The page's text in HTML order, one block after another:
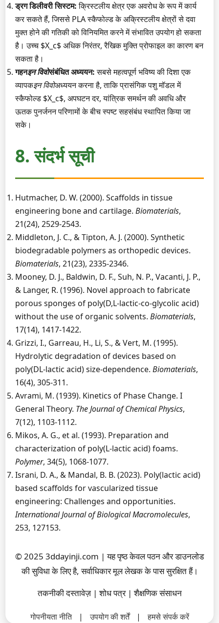
ड्रग डिलीवरी सिस्टम:क्रिस्टलीय क्षेत्र एक अवरोध के रूप में कार्य
कर सकते हैं, जिससे PLA स्कैफोल्ड के अक्रिस्टलीय क्षेत्रों से दवा
मुक्त होने की गतिकी को विनियमित करने में संभावित उपयोग हो सकता
है। उच्च $X_c$ अधिक निरंतर, रैखिक मुक्ति प्रोफाइल का कारण बन
सकता है।
गहनइन विवोसंबंधित अध्ययन:सबसे महत्वपूर्ण भविष्य की दिशा एक
व्यापकइन विवोअध्ययन करना है, ताकि प्रासंगिक पशु मॉडल में
स्कैफोल्ड $X_c$, अपघटन दर, यांत्रिक समर्थन की अवधि और
ऊतक पुनर्जनन परिणामों के बीच स्पष्ट सहसंबंध स्थापित किया जा
सके।
8. संदर्भ सूची
Hutmacher, D. W. (2000). Scaffolds in tissue
engineering bone and cartilage. Biomaterials,
21(24), 2529-2543.
Middleton, J. C., & Tipton, A. J. (2000). Synthetic
biodegradable polymers as orthopedic devices.
Biomaterials, 21(23), 2335-2346.
Mooney, D. J., Baldwin, D. F., Suh, N. P., Vacanti, J. P.,
& Langer, R. (1996). Novel approach to fabricate
porous sponges of poly(D,L-lactic-co-glycolic acid)
without the use of organic solvents. Biomaterials,
17(14), 1417-1422.
Grizzi, I., Garreau, H., Li, S., & Vert, M. (1995).
Hydrolytic degradation of devices based on
poly(DL-lactic acid) size-dependence. Biomaterials,
16(4), 305-311.
Avrami, M. (1939). Kinetics of Phase Change. I
General Theory. The Journal of Chemical Physics,
7(12), 1103-1112.
Mikos, A. G., et al. (1993). Preparation and
characterization of poly(L-lactic acid) foams.
Polymer, 34(5), 1068-1077.
Israni, D. A., & Mandal, B. B. (2023). Poly(lactic acid)
based scaffolds for vascularized tissue
engineering: Challenges and opportunities.
International Journal of Biological Macromolecules,
253, 127153.
© 2025 3ddayinji.com | यह पृष्ठ केवल पठन और डाउनलोड
की सुविधा के लिए है, सर्वाधिकार मूल लेखक के पास सुरक्षित हैं।
तकनीकी दस्तावेज़ | शोध पत्र | शैक्षणिक संसाधन
गोपनीयता नीति | उपयोग की शर्तें | हमसे संपर्क करें